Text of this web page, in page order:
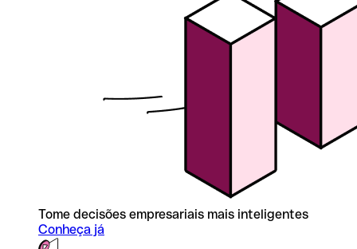
Tome decisões empresariais mais inteligentes
Conheça já